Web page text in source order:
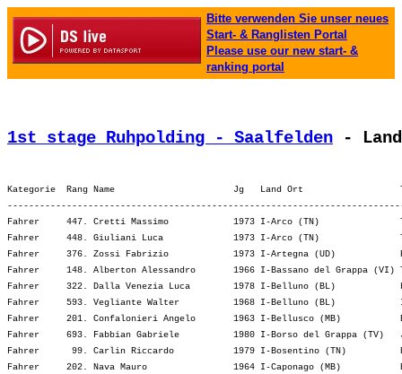
Bitte verwenden Sie unser neues
Start- & Ranglisten Portal
Please use our new start- &
ranking portal
1st stage Ruhpolding - Saalfelden -
Kategorie  Rang Name                      Jg   Land Ort
Fahrer     447. Cretti Massimo            1973 I-Arco (TN)
Fahrer     448. Giuliani Luca             1973 I-Arco (TN)
Fahrer     376. Zossi Fabrizio            1973 I-Artegna (UD)
Fahrer     148. Alberton Alessandro       1966 I-Bassano del
Fahrer     322. Dalla Venezia Luca        1978 I-Belluno (BL)
Fahrer     593. Vegliante Walter          1968 I-Belluno (BL)
Fahrer     201. Confalonieri Angelo       1963 I-Bellusco (MB)
Fahrer     693. Fabbian Gabriele          1980 I-Borso del Grappa
Fahrer      99. Carlin Riccardo           1979 I-Bosentino (TN)
Fahrer     202. Nava Mauro                1964 I-Caponago (MB)